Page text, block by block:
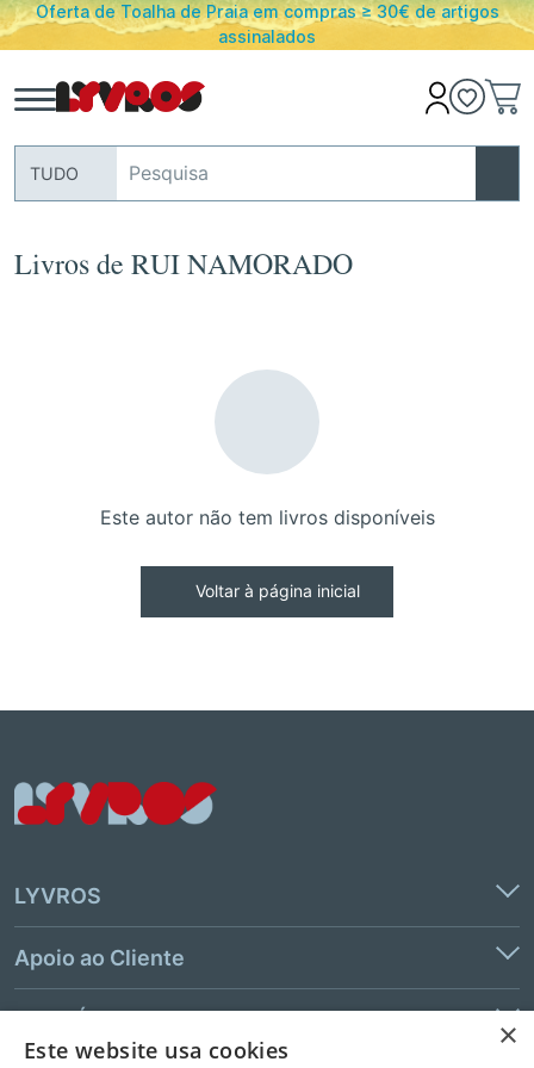
Oferta de Toalha de Praia em compras ≥ 30€ de artigos
assinalados
TUDO
Livros de RUI NAMORADO
Este autor não tem livros disponíveis
Voltar à página inicial
LYVROS
Apoio ao Cliente
×
Este website usa cookies